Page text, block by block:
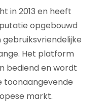
in 2013 en heeft
opgebouwd
Het platform
bediend en wordt
toonaangevende
markt.